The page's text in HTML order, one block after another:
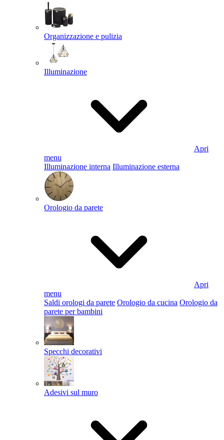
Organizzazione e pulizia
Illuminazione
Apri
menu
Illuminazione interna Illuminazione esterna
Orologio da parete
Apri
menu
Saldi orologi da parete Orologio da cucina Orologio da
parete per bambini
Specchi decorativi
Adesivi sul muro